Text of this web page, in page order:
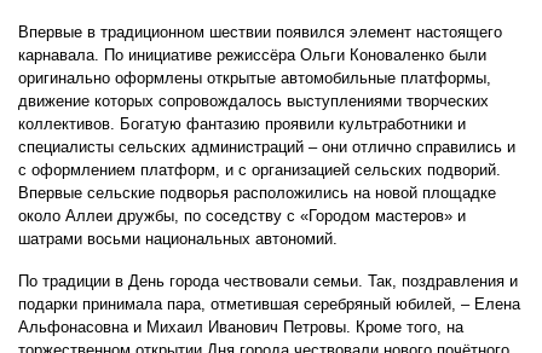
Впервые в традиционном шествии появился элемент настоящего
карнавала. По инициативе режиссёра Ольги Коноваленко были
оригинально оформлены открытые автомобильные платформы,
движение которых сопровождалось выступлениями творческих
коллективов. Богатую фантазию проявили культработники и
специалисты сельских администраций – они отлично справились и
с оформлением платформ, и с организацией сельских подворий.
Впервые сельские подворья расположились на новой площадке
около Аллеи дружбы, по соседству с «Городом мастеров» и
шатрами восьми национальных автономий.
По традиции в День города чествовали семьи. Так, поздравления и
подарки принимала пара, отметившая серебряный юбилей, – Елена
Альфонасовна и Михаил Иванович Петровы. Кроме того, на